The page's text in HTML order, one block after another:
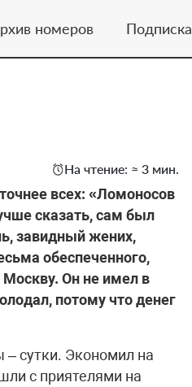
номеров Подписка
На чтение: ≈ 3 мин.
всех: «Ломоносов
сказать, сам был
завидный жених,
обеспеченного,
Он не имел в
потому что денег
– сутки. Экономил на
с приятелями на